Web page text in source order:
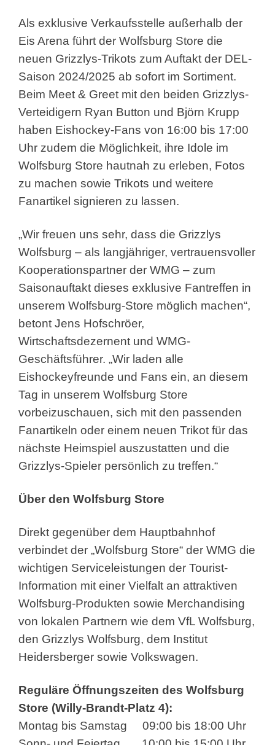
Als exklusive Verkaufsstelle außerhalb der
Eis Arena führt der Wolfsburg Store die
neuen Grizzlys-Trikots zum Auftakt der DEL-
Saison 2024/2025 ab sofort im Sortiment.
Beim Meet & Greet mit den beiden Grizzlys-
Verteidigern Ryan Button und Björn Krupp
haben Eishockey-Fans von 16:00 bis 17:00
Uhr zudem die Möglichkeit, ihre Idole im
Wolfsburg Store hautnah zu erleben, Fotos
zu machen sowie Trikots und weitere
Fanartikel signieren zu lassen.
„Wir freuen uns sehr, dass die Grizzlys
Wolfsburg – als langjähriger, vertrauensvoller
Kooperationspartner der WMG – zum
Saisonauftakt dieses exklusive Fantreffen in
unserem Wolfsburg-Store möglich machen“,
betont Jens Hofschröer,
Wirtschaftsdezernent und WMG-
Geschäftsführer. „Wir laden alle
Eishockeyfreunde und Fans ein, an diesem
Tag in unserem Wolfsburg Store
vorbeizuschauen, sich mit den passenden
Fanartikeln oder einem neuen Trikot für das
nächste Heimspiel auszustatten und die
Grizzlys-Spieler persönlich zu treffen.“
Über den Wolfsburg Store
Direkt gegenüber dem Hauptbahnhof
verbindet der „Wolfsburg Store“ der WMG die
wichtigen Serviceleistungen der Tourist-
Information mit einer Vielfalt an attraktiven
Wolfsburg-Produkten sowie Merchandising
von lokalen Partnern wie dem VfL Wolfsburg,
den Grizzlys Wolfsburg, dem Institut
Heidersberger sowie Volkswagen.
Reguläre Öffnungszeiten des Wolfsburg
Store (Willy-Brandt-Platz 4):
Montag bis Samstag 09:00 bis 18:00 Uhr